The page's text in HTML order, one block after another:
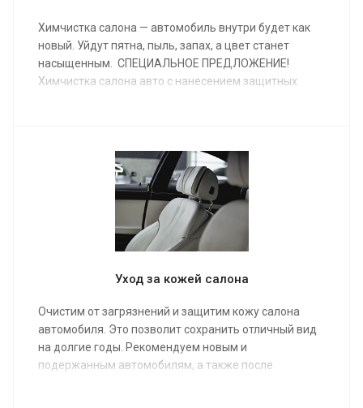
Химчистка салона — автомобиль внутри будет как
новый. Уйдут пятна, пыль, запах, а цвет станет
насыщенным. СПЕЦИАЛЬНОЕ ПРЕДЛОЖЕНИЕ!
Химчистка салона авто с нанесением защитных
Уход за кожей салона
Очистим от загрязнений и защитим кожу салона
автомобиля. Это позволит сохранить отличный вид
на долгие годы. Рекомендуем новым и
подержанным автомобилям, а также после